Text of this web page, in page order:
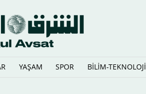
YAŞAM SPOR BİLİM-TEKNOLOJİ